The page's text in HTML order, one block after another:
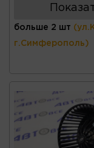
больше 2 шт
г.Симферополь)